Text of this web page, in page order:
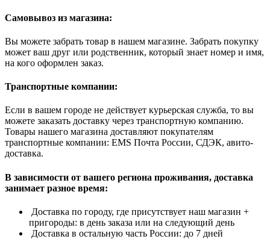
Самовывоз из магазина:
Вы можете забрать товар в нашем магазине. Забрать покупку
может ваш друг или родственник, который знает номер и имя,
на кого оформлен заказ.
Транспортные компании:
Если в вашем городе не действует курьерская служба, то вы
можете заказать доставку через транспортную компанию.
Товары нашего магазина доставляют покупателям
транспортные компании: EMS Почта России, СДЭК, авито-
доставка.
В зависимости от вашего региона проживания, доставка
занимает разное время:
Доставка по городу, где присутствует наш магазин +
пригороды: в день заказа или на следующий день
Доставка в остальную часть России: до 7 дней